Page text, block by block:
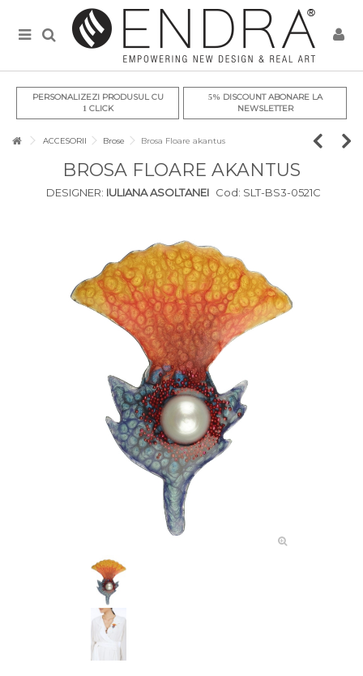
PERSONALIZEZI PRODUSUL CU
1CLICK
5% DISCOUNT ABONARE LA
NEWSLETTER
ACCESORII Brose Brosa Floare akantus
BROSA FLOARE AKANTUS
DESIGNER: IULIANA ASOLTANEI Cod: SLT-BS3-0521C